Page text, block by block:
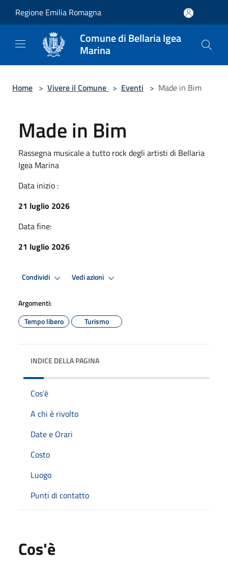
Regione Emilia Romagna
Comune di Bellaria Igea
Marina
Home > Vivere il Comune > Eventi > Made in Bim
Made in Bim
Rassegna musicale a tutto rock degli artisti di Bellaria
Igea Marina
Data inizio :
21 luglio 2026
Data fine:
21 luglio 2026
Condividi Vedi azioni
Argomenti:
Tempo libero
Turismo
INDICE DELLA PAGINA
Cos'è
A chi è rivolto
Date e Orari
Costo
Luogo
Punti di contatto
Cos'è